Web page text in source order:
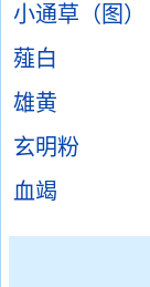
小通草（图）
薤白
雄黄
玄明粉
血竭